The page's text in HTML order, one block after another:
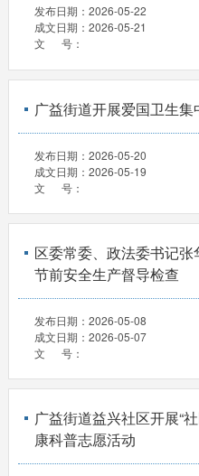
发布日期： 2026-05-22
成文日期： 2026-05-21
文 号：
广益街道开展爱国卫生集
发布日期： 2026-05-20
成文日期： 2026-05-19
文 号：
区委常委、政法委书记张
节前安全生产督导检查
发布日期： 2026-05-08
成文日期： 2026-05-07
文 号：
广益街道益兴社区开展“
康科普志愿活动